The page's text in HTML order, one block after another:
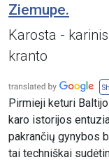
Ziemupe.
Karosta -
kranto
Pirmieji keturi
karo istorijos
pakrančių gynybos
tai techniškai